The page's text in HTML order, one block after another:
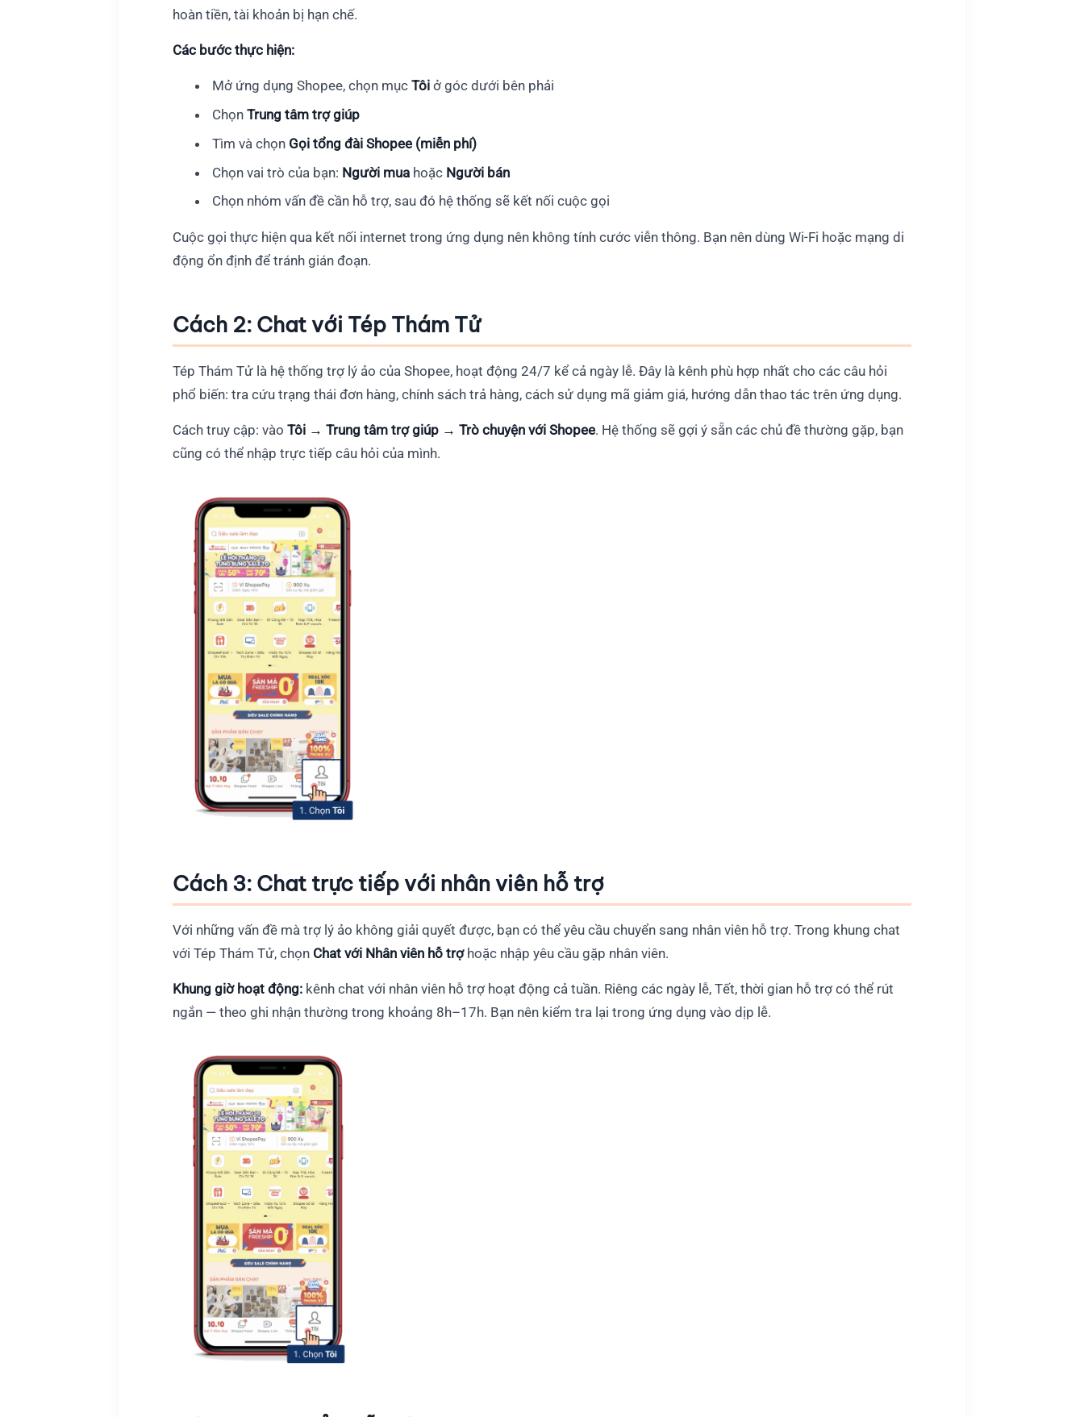
hoàn tiền, tài khoản bị hạn chế.
Các bước thực hiện:
Mở ứng dụng Shopee, chọn mục Tôiở góc dưới bên phải
Chọn Trung tâm trợ giúp
Tìm và chọn Gọi tổng đài Shopee (miễn phí)
Chọn vai trò của bạn: Người muahoặc Người bán
Chọn nhóm vấn đề cần hỗ trợ, sau đó hệ thống sẽ kết nối cuộc gọi
Cuộc gọi thực hiện qua kết nối internet trong ứng dụng nên không tính cước viễn thông. Bạn nên dùng Wi-Fi hoặc mạng di
động ổn định để tránh gián đoạn.
Cách 2: Chat với Tép Thám Tử
Tép Thám Tử là hệ thống trợ lý ảo của Shopee, hoạt động 24/7 kể cả ngày lễ. Đây là kênh phù hợp nhất cho các câu hỏi
phổ biến: tra cứu trạng thái đơn hàng, chính sách trả hàng, cách sử dụng mã giảm giá, hướng dẫn thao tác trên ứng dụng.
Cách truy cập: vàoTôi → Trung tâm trợ giúp → Trò chuyện với Shopee. Hệ thống sẽ gợi ý sẵn các chủ đề thường gặp, bạn
cũng có thể nhập trực tiếp câu hỏi của mình.
Cách 3: Chat trực tiếp với nhân viên hỗ trợ
Với những vấn đề mà trợ lý ảo không giải quyết được, bạn có thể yêu cầu chuyển sang nhân viên hỗ trợ. Trong khung chat
với Tép Thám Tử, chọn Chat với Nhân viên hỗ trợhoặc nhập yêu cầu gặp nhân viên.
Khung giờ hoạt động: kênh chat với nhân viên hỗ trợ hoạt động cả tuần. Riêng các ngày lễ, Tết, thời gian hỗ trợ có thể rút
ngắn — theo ghi nhận thường trong khoảng 8h–17h. Bạn nên kiểm tra lại trong ứng dụng vào dịp lễ.